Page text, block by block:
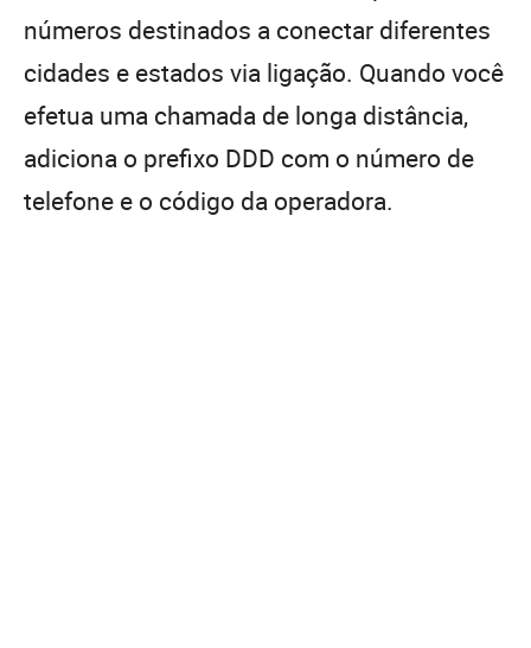
números destinados a conectar diferentes
cidades e estados via ligação. Quando você
efetua uma chamada de longa distância,
adiciona o prefixo DDD com o número de
telefone e o código da operadora.